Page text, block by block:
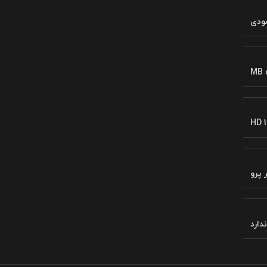
MB
HD
پرو
ندارد